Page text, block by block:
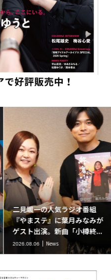
二見颯一の人気ラジオ番組
『やまステ』に葉月みなみが
ゲスト出演。新曲「小樽終...
2026.08.06 News